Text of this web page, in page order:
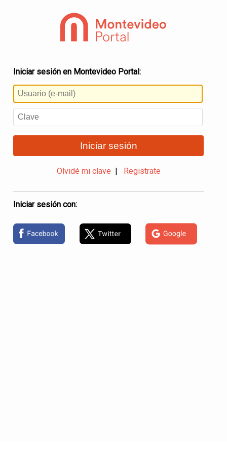
Iniciar sesión en Montevideo Portal:
Iniciar sesión
Olvidé mi clave Registrate
Iniciar sesión con: